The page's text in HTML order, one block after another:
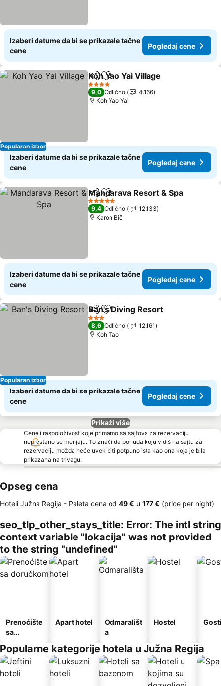
Izaberi datume da bi se prikazale tačne
cene
Pogledaj cene
Popularan izbor
Deli Dodati u favorite
Koh Yao Yai Village
4 Zvezdice
9,0 Odlično
4.166
Koh Yao Yai
Izaberi datume da bi se prikazale tačne
cene
Pogledaj cene
Deli Dodati u favorite
Mandarava Resort & Spa
5 Zvezdice
9,4 Odlično
12.133
Karon Bič
Izaberi datume da bi se prikazale tačne
cene
Pogledaj cene
Popularan izbor
Deli Dodati u favorite
Ban's Diving Resort
3 Zvezdice
8,6 Odlično
12.161
Koh Tao
Izaberi datume da bi se prikazale tačne
cene
Pogledaj cene
Prikaži više
Cene i raspoloživost koje primamo sa sajtova za rezervaciju
neprestano se menjaju. To znači da ponuda koju vidiš na sajtu za
rezervaciju možda neće uvek biti potpuno ista kao ona koja je bila
prikazana na trivagu.
Opseg cena
Hoteli Južna Regija - Paleta cena od ‎49 € u ‎177 € (price per night)
seo_tlp_other_stays_title: Error: The intl string
context variable "lokacija" was not provided
to the string "undefined"
Prenoćište
sa
Apart hotel
Odmarališt
a
Hostel
Popularne kategorije hotela u Južna Regija